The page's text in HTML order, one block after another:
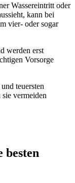
Wassereintritt oder
kann bei
vier- oder sogar
werden erst
Vorsorge
teuersten
vermeiden